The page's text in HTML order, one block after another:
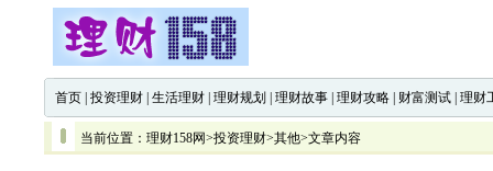
首页 投资理财 生活理财 理财规划 理财故事 理财攻略 财富测试 理财
当前位置： 理财158网>投资理财>其他>文章内容